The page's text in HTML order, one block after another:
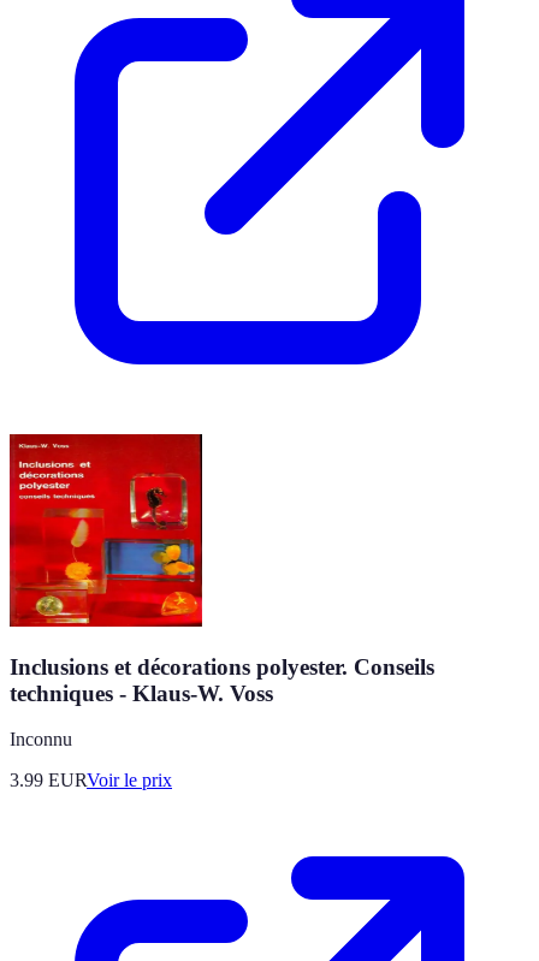
Inclusions et décorations polyester. Conseils
techniques - Klaus-W. Voss
Inconnu
3.99 EURVoir le prix